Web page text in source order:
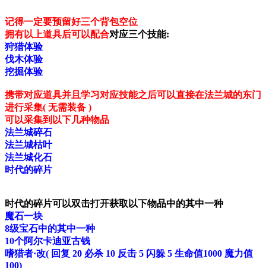
记得一定要预留好三个背包空位
拥有以上道具后可以配合对应三个技能:
狩猎体验
伐木体验
挖掘体验
携带对应道具并且学习对应技能之后可以直接在法兰城的东门
进行采集( 无需装备 )
可以采集到以下几种物品
法兰城碎石
法兰城枯叶
法兰城化石
时代的碎片
时代的碎片可以双击打开获取以下物品中的其中一种
魔石一块
8级宝石中的其中一种
10个阿尔卡迪亚古钱
嗜猎者·改( 回复 20 必杀 10 反击 5 闪躲 5 生命值1000 魔力值
100)